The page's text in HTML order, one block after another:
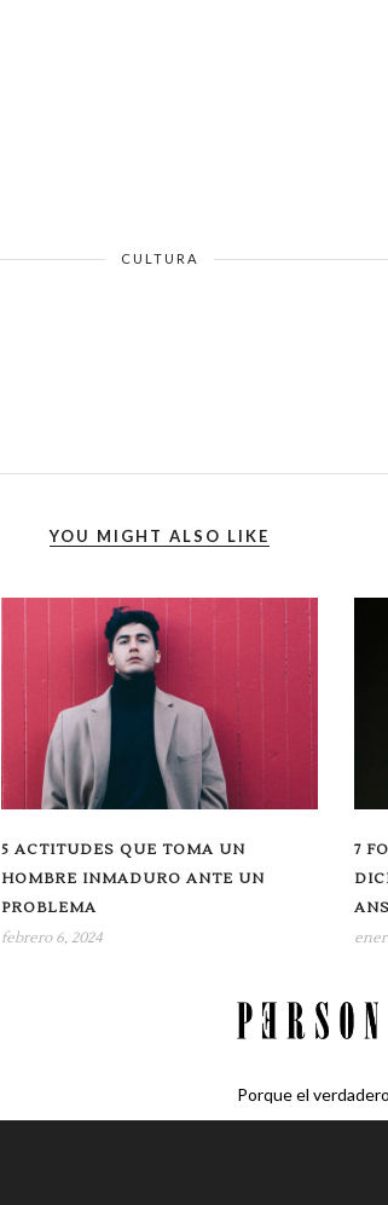
CULTURA
YOU MIGHT ALSO LIKE
5 ACTITUDES QUE TOMA UN
HOMBRE INMADURO ANTE UN
PROBLEMA
febrero 6, 2024
7
Porque el